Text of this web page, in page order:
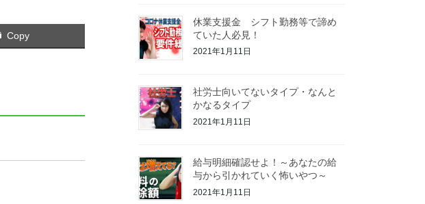
Copy
休業支援金 シフト勤務等で諦め
ていた人必見！
2021年1月11日
社労士向いてないタイプ・なんと
かなるタイプ
2021年1月11日
給与明細確認せよ！～あなたの給
与から引かれていく怖いやつ～
2021年1月11日